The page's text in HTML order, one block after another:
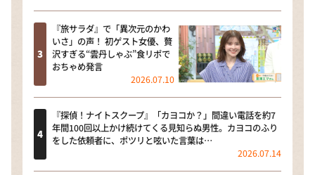
『旅サラダ』で「異次元のかわ
いさ」の声！ 初ゲスト女優、贅
沢すぎる“雲丹しゃぶ”食リポで
おちゃめ発言
2026.07.10
『探偵！ナイトスクープ』「カヨコか？」間違い電話を約7
年間100回以上かけ続けてくる見知らぬ男性。カヨコのふり
をした依頼者に、ポツリと呟いた言葉は…
2026.07.14